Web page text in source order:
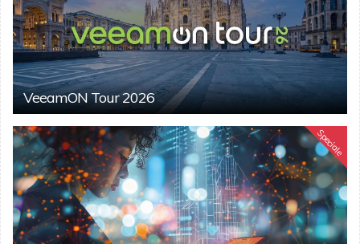
VeeamON Tour 2026
Speciale